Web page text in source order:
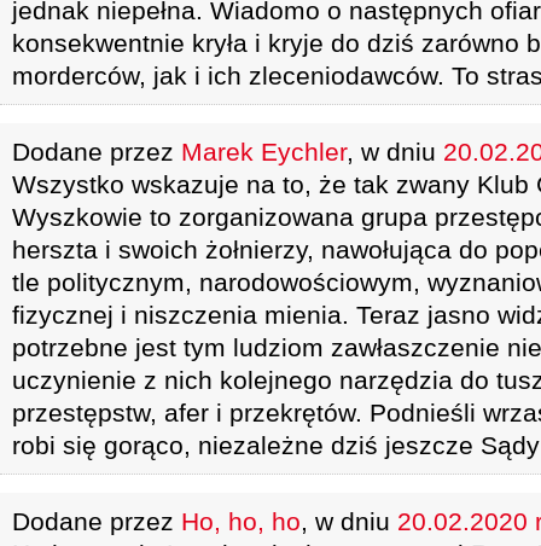
jednak niepełna. Wiadomo o następnych
konsekwentnie kryła i kryje do dziś zarówno
morderców, jak i ich zleceniodawców. To
Dodane przez Marek Eychler, w dniu
Wszystko wskazuje na to, że tak zwany Klub
Wyszkowie to zorganizowana grupa
herszta i swoich żołnierzy, nawołująca do
tle politycznym, narodowościowym,
fizycznej i niszczenia mienia. Teraz jasno
potrzebne jest tym ludziom zawłaszczenie
uczynienie z nich kolejnego narzędzia do
przestępstw, afer i przekrętów. Podnieśli
robi się gorąco, niezależne dziś jeszcze
Dodane przez Ho, ho, ho, w dniu 20.02.2020